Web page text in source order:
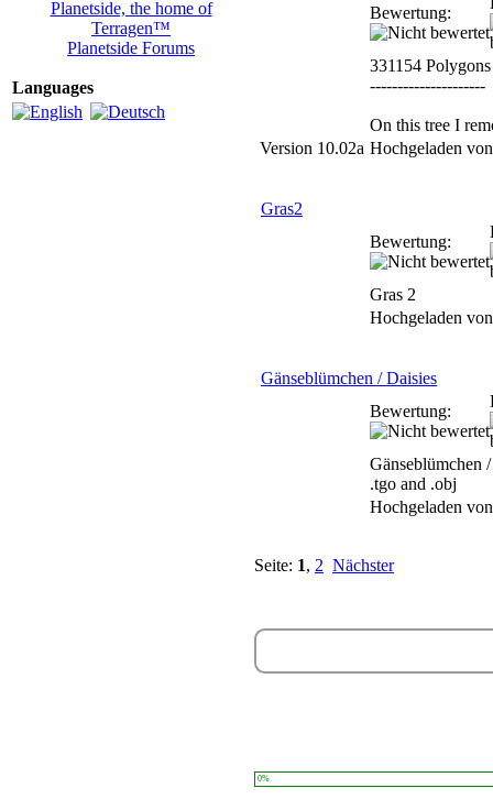
Planetside, the home of
Terragen™
Planetside Forums
Languages
Bewertung:
331154 Polygons
---------------------
On this tree I
Version 10.02a Hochgeladen
Gras2
Bewertung:
Gras 2
Hochgeladen
Gänseblümchen / Daisies
Bewertung:
Gänseblümchen
.tgo and .obj
Hochgeladen
Seite: 1, 2 Nächster
0%